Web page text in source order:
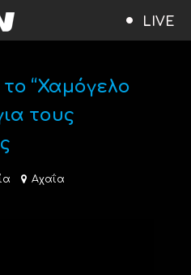
LIVE
“Χαμόγελο
τους
Αχαΐα